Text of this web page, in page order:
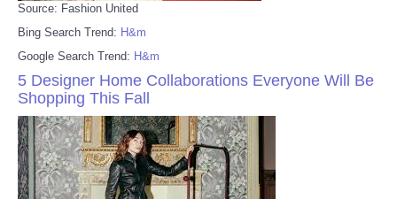
Source: Fashion United
Bing Search Trend: H&m
Google Search Trend: H&m
5 Designer Home Collaborations Everyone Will Be
Shopping This Fall